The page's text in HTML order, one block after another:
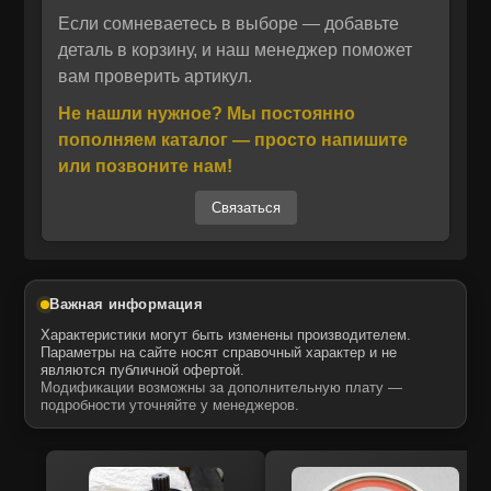
Отправить
Даю своё согласие на обработку персональных данных.
Отправить
Даю своё согласие на обработку персональных данных.
Производство ITR USCO (Италия) —
признанного лидера в сфере выпуска
альтернативных комплектующих для
спецтехники. Детали изготавливаются из
прочных материалов с применением
современных технологий, что обеспечивает
высокую износостойкость и длительный срок
службы. Шестерня 8P1916, 2835209 —
подходящий для эксплуатации в тяжёлых
и коммунальных объектов.
MTK — официальный дистрибьютор ITR
USCO в России. Все запчасти поставляются
Если сомневаетесь в выборе — добавьте
деталь в корзину, и наш менеджер поможет
вам проверить артикул.
Не нашли нужное? Мы постоянно
пополняем каталог — просто напишите
или позвоните нам!
Связаться
Важная информация
Характеристики могут быть изменены производителем.
Параметры на сайте носят справочный характер и не
являются публичной офертой.
Модификации возможны за дополнительную плату —
подробности уточняйте у менеджеров.